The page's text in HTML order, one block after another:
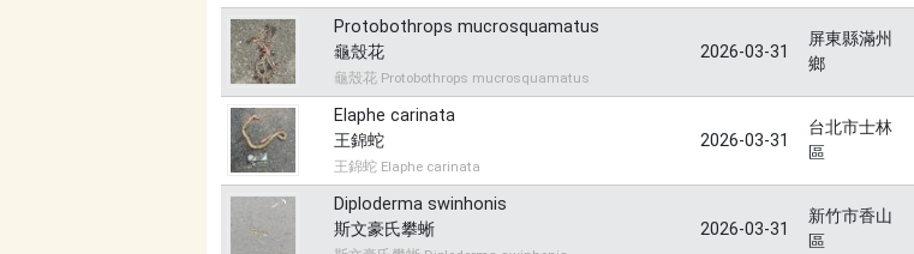
Protobothrops mucrosquamatus
龜殼花
龜殼花 Protobothrops mucrosquamatus
2026-03-31
屏東縣滿州
鄉
Elaphe carinata
王錦蛇
王錦蛇 Elaphe carinata
2026-03-31
台北市士林
區
Diploderma swinhonis
斯文豪氏攀蜥
2026-03-31
新竹市香山
區